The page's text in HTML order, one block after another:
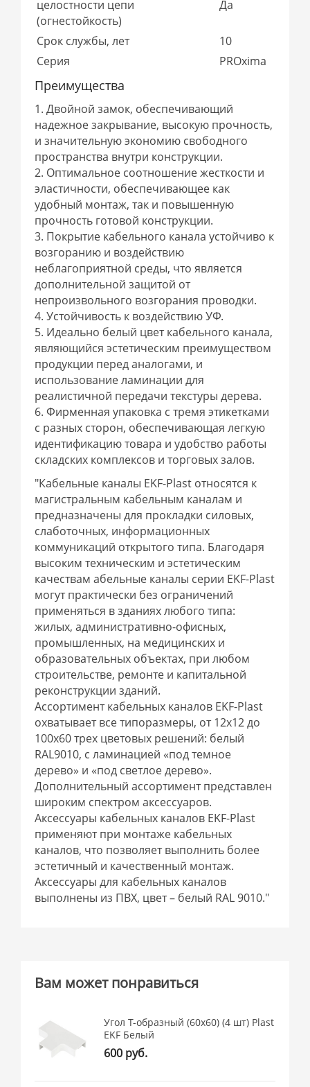
целостности цепи
(огнестойкость)
Да
Срок службы, лет
10
Серия
PROxima
Преимущества
1. Двойной замок, обеспечивающий
надежное закрывание, высокую прочность,
и значительную экономию свободного
пространства внутри конструкции.
2. Оптимальное соотношение жесткости и
эластичности, обеспечивающее как
удобный монтаж, так и повышенную
прочность готовой конструкции.
3. Покрытие кабельного канала устойчиво к
возгоранию и воздействию
неблагоприятной среды, что является
дополнительной защитой от
непроизвольного возгорания проводки.
4. Устойчивость к воздействию УФ.
5. Идеально белый цвет кабельного канала,
являющийся эстетическим преимуществом
продукции перед аналогами, и
использование ламинации для
реалистичной передачи текстуры дерева.
6. Фирменная упаковка с тремя этикетками
с разных сторон, обеспечивающая легкую
идентификацию товара и удобство работы
складских комплексов и торговых залов.
"Кабельные каналы EKF-Plast относятся к
магистральным кабельным каналам и
предназначены для прокладки силовых,
слаботочных, информационных
коммуникаций открытого типа. Благодаря
высоким техническим и эстетическим
качествам абельные каналы серии EKF-Plast
могут практически без ограничений
применяться в зданиях любого типа:
жилых, административно-офисных,
промышленных, на медицинских и
образовательных объектах, при любом
строительстве, ремонте и капитальной
реконструкции зданий.
Ассортимент кабельных каналов EKF-Plast
охватывает все типоразмеры, от 12x12 до
100x60 трех цветовых решений: белый
RAL9010, с ламинацией «под темное
дерево» и «под светлое дерево».
Дополнительный ассортимент представлен
широким спектром аксессуаров.
Аксессуары кабельных каналов EKF-Plast
применяют при монтаже кабельных
каналов, что позволяет выполнить более
эстетичный и качественный монтаж.
Аксессуары для кабельных каналов
выполнены из ПВХ, цвет – белый RAL 9010."
Вам может понравиться
Угол T-образный (60х60) (4 шт) Plast
EKF Белый
600 руб.